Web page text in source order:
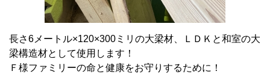
長さ6メートル×120×300ミリの大梁材、ＬＤＫと和室の大
梁構造材として使用します！
Ｆ様ファミリーの命と健康をお守りするために！